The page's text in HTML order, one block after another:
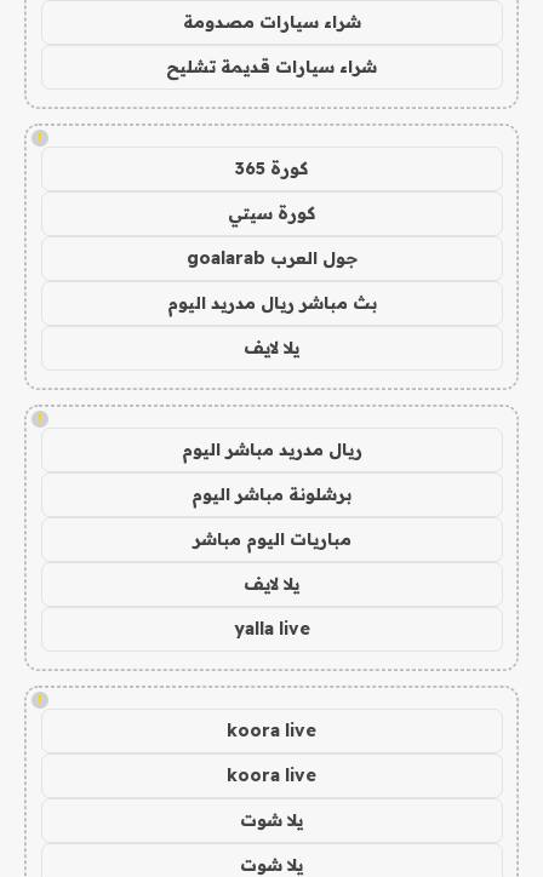
شراء سيارات مصدومة
شراء سيارات قديمة تشليح
!
كورة 365
كورة سيتي
جول العرب goalarab
بث مباشر ريال مدريد اليوم
يلا لايف
!
ريال مدريد مباشر اليوم
برشلونة مباشر اليوم
مباريات اليوم مباشر
يلا لايف
yalla live
!
koora live
koora live
يلا شوت
يلا شوت